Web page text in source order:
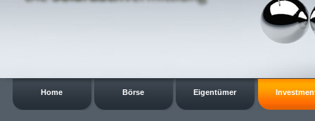
Home Börse Eigentümer